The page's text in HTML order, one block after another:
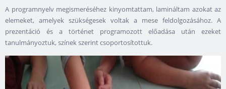
A programnyelv megismeréséhez kinyomtattam, lamináltam azokat az
elemeket, amelyek szükségesek voltak a mese feldolgozásához. A
prezentáció és a történet programozott előadása után ezeket
tanulmányoztuk, színek szerint csoportosítottuk.